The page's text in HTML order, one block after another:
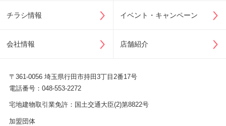
チラシ情報 イベント・キャンペーン
会社情報 店舗紹介
〒361-0056 埼玉県行田市持田3丁目2番17号
電話番号：048-553-2272
宅地建物取引業免許：国土交通大臣(2)第8822号
加盟団体